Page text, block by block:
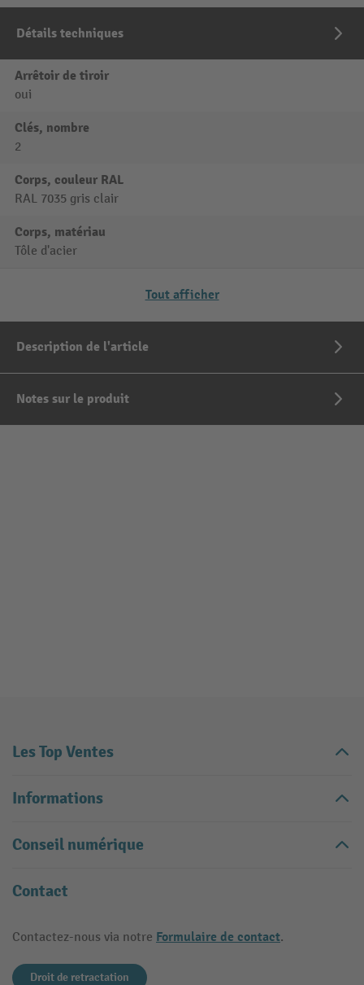
Détails techniques
Arrêtoir de tiroir
oui
Clés, nombre
2
Corps, couleur RAL
RAL 7035 gris clair
Corps, matériau
Tôle d'acier
Tout afficher
Description de l'article
Notes sur le produit
Les Top Ventes
Informations
Conseil numérique
Contact
Contactez-nous via notre Formulaire de contact.
Droit de retractation